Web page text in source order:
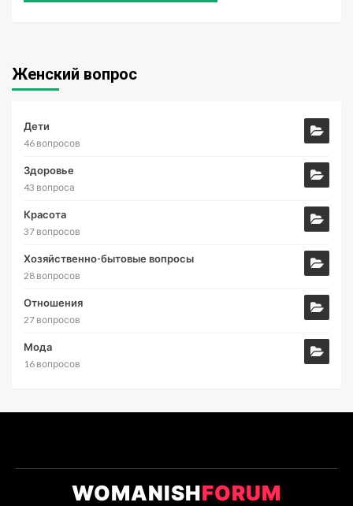
Женский вопрос
Дети
46 вопросов
Здоровье
43 вопроса
Красота
37 вопросов
Хозяйственно-бытовые вопросы
28 вопросов
Отношения
27 вопросов
Мода
16 вопросов
WOMANISHFORUM